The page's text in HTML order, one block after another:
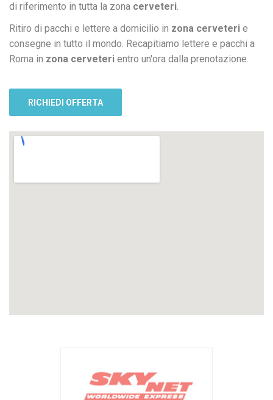
di riferimento in tutta la zona cerveteri.
Ritiro di pacchi e lettere a domicilio in zona cerveteri e
consegne in tutto il mondo. Recapitiamo lettere e pacchi a
Roma in zona cerveteri entro un'ora dalla prenotazione.
RICHIEDI OFFERTA